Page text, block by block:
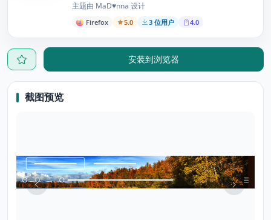
主题由 MaD♥nna 设计
Firefox 5.0 3 位用户 4.0
安装到浏览器
截图预览